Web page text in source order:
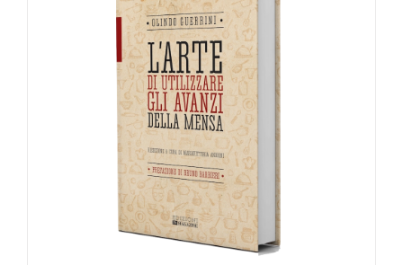
AGGIUNGI AL CARRELLO /